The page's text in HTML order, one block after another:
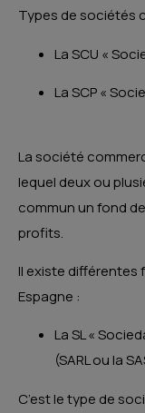
Types de sociétés
La SCU «
La SCP «
La société
lequel deux ou
commun un fond
profits.
Il existe différentes
Espagne :
La SL «
(SARL ou la
C’est le type de